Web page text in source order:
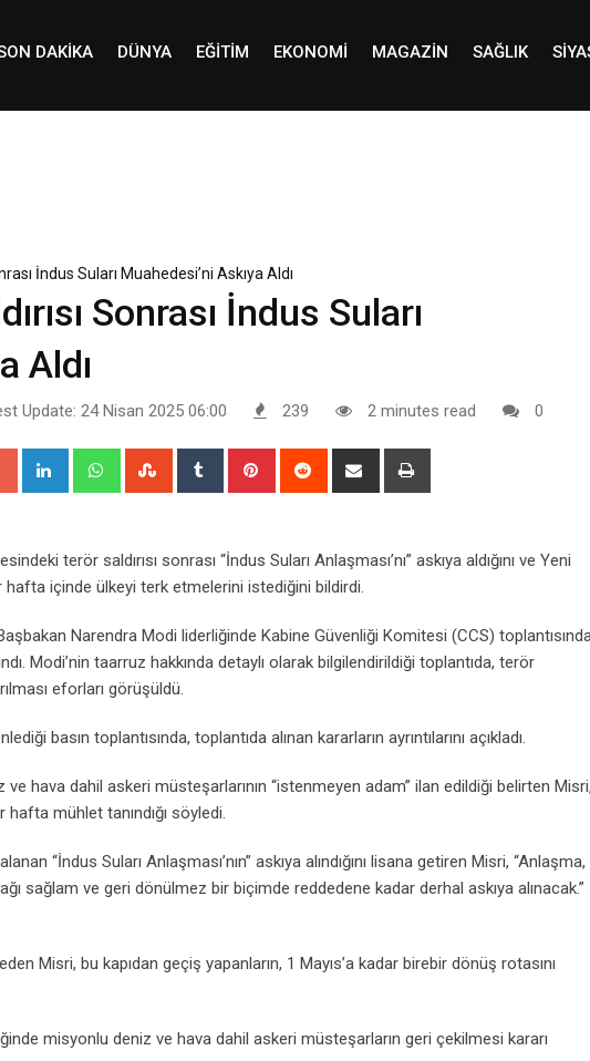
DAKIKA DÜNYA EĞITIM EKONOMI MAGAZIN SAĞLIK
İndus Suları Muahedesi’ni Askıya Aldı
Sonrası İndus Suları
Aldı
Update: 24 Nisan 2025 06:00 239 2 minutes read 0
Google+ LinkedIn WhatsappStumbleUpon
Tumblr Pinterest Reddit
Share
terör saldırısı sonrası “İndus Suları Anlaşması’nı” askıya aldığını ve Yeni
hafta içinde ülkeyi terk etmelerini istediğini bildirdi.
Narendra Modi liderliğinde Kabine Güvenliği Komitesi (CCS)
Modi’nin taarruz hakkında detaylı olarak bilgilendirildiği toplantıda, terör
eforları görüşüldü.
basın toplantısında, toplantıda alınan kararların ayrıntılarını açıkladı.
ve hava dahil askeri müsteşarlarının “istenmeyen adam” ilan edildiği belirten Misri,
hafta mühlet tanındığı söyledi.
“İndus Suları Anlaşması’nın” askıya alındığını lisana getiren Misri, “Anlaşma,
sağlam ve geri dönülmez bir biçimde reddedene kadar derhal askıya alınacak.”
Misri, bu kapıdan geçiş yapanların, 1 Mayıs’a kadar birebir dönüş rotasını
misyonlu deniz ve hava dahil askeri müsteşarların geri çekilmesi kararı